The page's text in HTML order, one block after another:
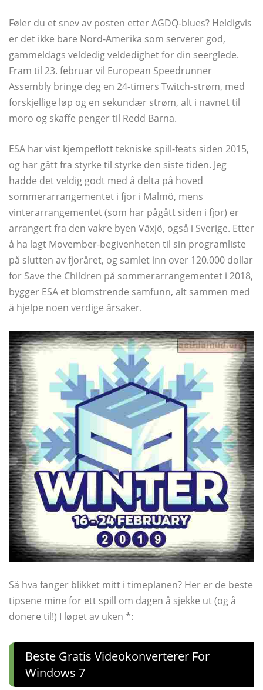
Føler du et snev av posten etter AGDQ-blues? Heldigvis
er det ikke bare Nord-Amerika som serverer god,
gammeldags veldedig veldedighet for din seerglede.
Fram til 23. februar vil European Speedrunner
Assembly bringe deg en 24-timers Twitch-strøm, med
forskjellige løp og en sekundær strøm, alt i navnet til
moro og skaffe penger til Redd Barna.
ESA har vist kjempeflott tekniske spill-feats siden 2015,
og har gått fra styrke til styrke den siste tiden. Jeg
hadde det veldig godt med å delta på hoved
sommerarrangementet i fjor i Malmö, mens
vinterarrangementet (som har pågått siden i fjor) er
arrangert fra den vakre byen Växjö, også i Sverige. Etter
å ha lagt Movember-begivenheten til sin programliste
på slutten av fjoråret, og samlet inn over 120.000 dollar
for Save the Children på sommerarrangementet i 2018,
bygger ESA et blomstrende samfunn, alt sammen med
å hjelpe noen verdige årsaker.
Så hva fanger blikket mitt i timeplanen? Her er de beste
tipsene mine for ett spill om dagen å sjekke ut (og å
donere til!) I løpet av uken *:
Beste Gratis Videokonverterer For
Windows 7